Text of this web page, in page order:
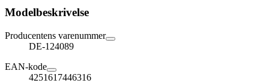
Modelbeskrivelse
Producentens varenummer
DE-124089
EAN-kode
4251617446316